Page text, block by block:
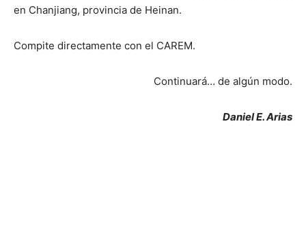
en Chanjiang, provincia de Heinan.
Compite directamente con el CAREM.
Continuará… de algún modo.
Daniel E. Arias